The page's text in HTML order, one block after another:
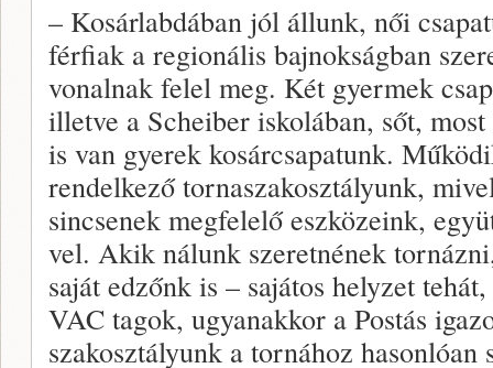
– Kosárlabdában jól állunk, női
férfiak a regionális bajnokságban
vonalnak felel meg. Két gyermek
illetve a Scheiber iskolában, sőt,
is van gyerek kosárcsapatunk.
rendelkező tornaszakosztályunk,
sincsenek megfelelő eszközeink,
vel. Akik nálunk szeretnének
saját edzőnk is – sajátos helyzet
VAC tagok, ugyanakkor a Postás
szakosztályunk a tornához